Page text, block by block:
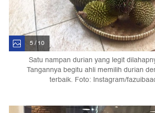
5 / 10
Satu nampan durian yang legit
Tangannya begitu ahli memilih durian
terbaik. Foto: Instagram/